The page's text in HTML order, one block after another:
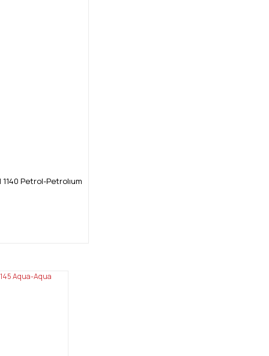
Petrol-Petrolıum